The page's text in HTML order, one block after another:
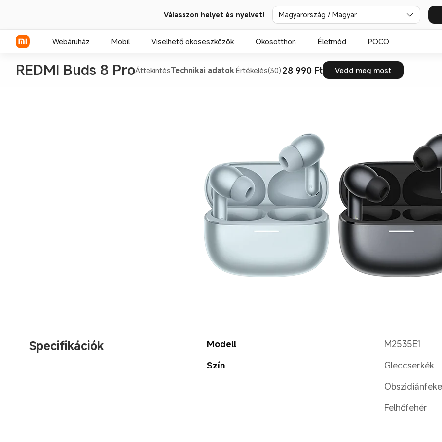
Válasszon helyet és nyelvet! Magyarország / Magyar
Webáruház Mobil Viselhető okoseszközök Okosotthon Életmód POCO
ÁttekintésTechnikai adatok Értékelés(30) 28 990 Ft Vedd meg most
Specifikációk Modell
M2535E1
Szín
Gleccserkék
Felhőfehér